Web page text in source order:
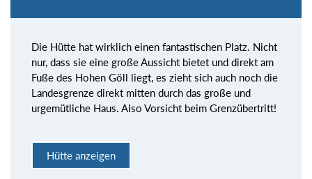
Die Hütte hat wirklich einen fantastischen Platz. Nicht
nur, dass sie eine große Aussicht bietet und direkt am
Fuße des Hohen Göll liegt, es zieht sich auch noch die
Landesgrenze direkt mitten durch das große und
urgemütliche Haus. Also Vorsicht beim Grenzübertritt!
Hütte anzeigen